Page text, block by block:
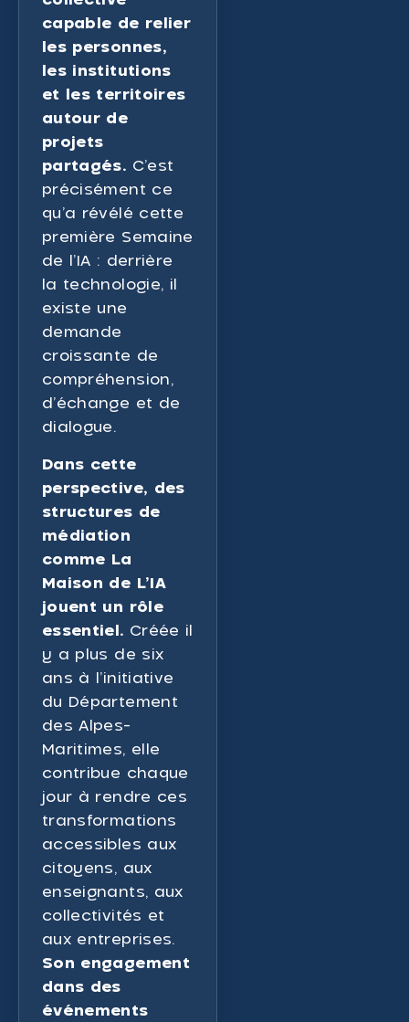
capable de relier
les personnes,
les institutions
et les territoires
autour de
projets
partagés. C’est
précisément ce
qu’a révélé cette
première Semaine
de l’IA : derrière
la technologie, il
existe une
demande
croissante de
compréhension,
d’échange et de
dialogue.
Dans cette
perspective, des
structures de
médiation
comme La
Maison de L’IA
jouent un rôle
essentiel. Créée il
y a plus de six
ans à l’initiative
du Département
des Alpes-
Maritimes, elle
contribue chaque
jour à rendre ces
transformations
accessibles aux
citoyens, aux
enseignants, aux
collectivités et
aux entreprises.
Son engagement
dans des
événements